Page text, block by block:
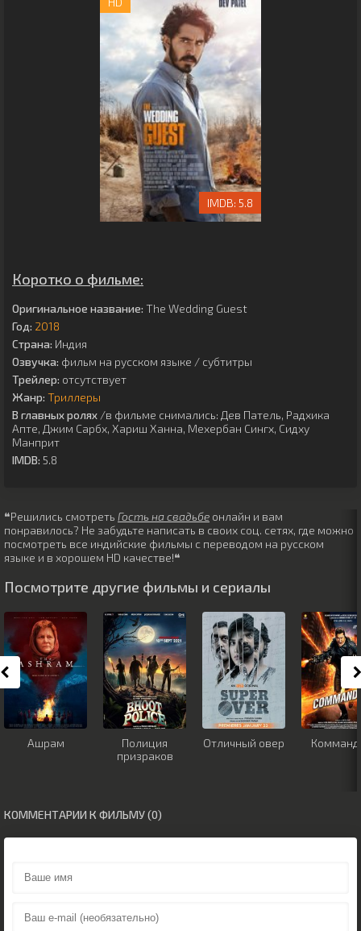
5.8
Коротко о фильме:
Оригинальное название: The Wedding Guest
Год: 2018
Страна: Индия
Озвучка: фильм на русском языке / субтитры
Трейлер: отсутствует
Жанр: Триллеры
В главных ролях /в фильме снимались: Дев Патель, Радхика
Апте, Джим Сарбх, Хариш Ханна, Мехербан Сингх, Сидху
Манприт
IMDB: 5.8
❝Решились смотреть Гость на свадьбе онлайн и вам
понравилось? Не забудьте написать в своих соц. сетях, где можно
посмотреть все индийские фильмы с переводом на русском
языке и в хорошем HD качестве!❝
Посмотрите другие фильмы и сериалы
Ашрам
Полиция
призраков
Отличный овер
КОММЕНТАРИИ К ФИЛЬМУ (0)